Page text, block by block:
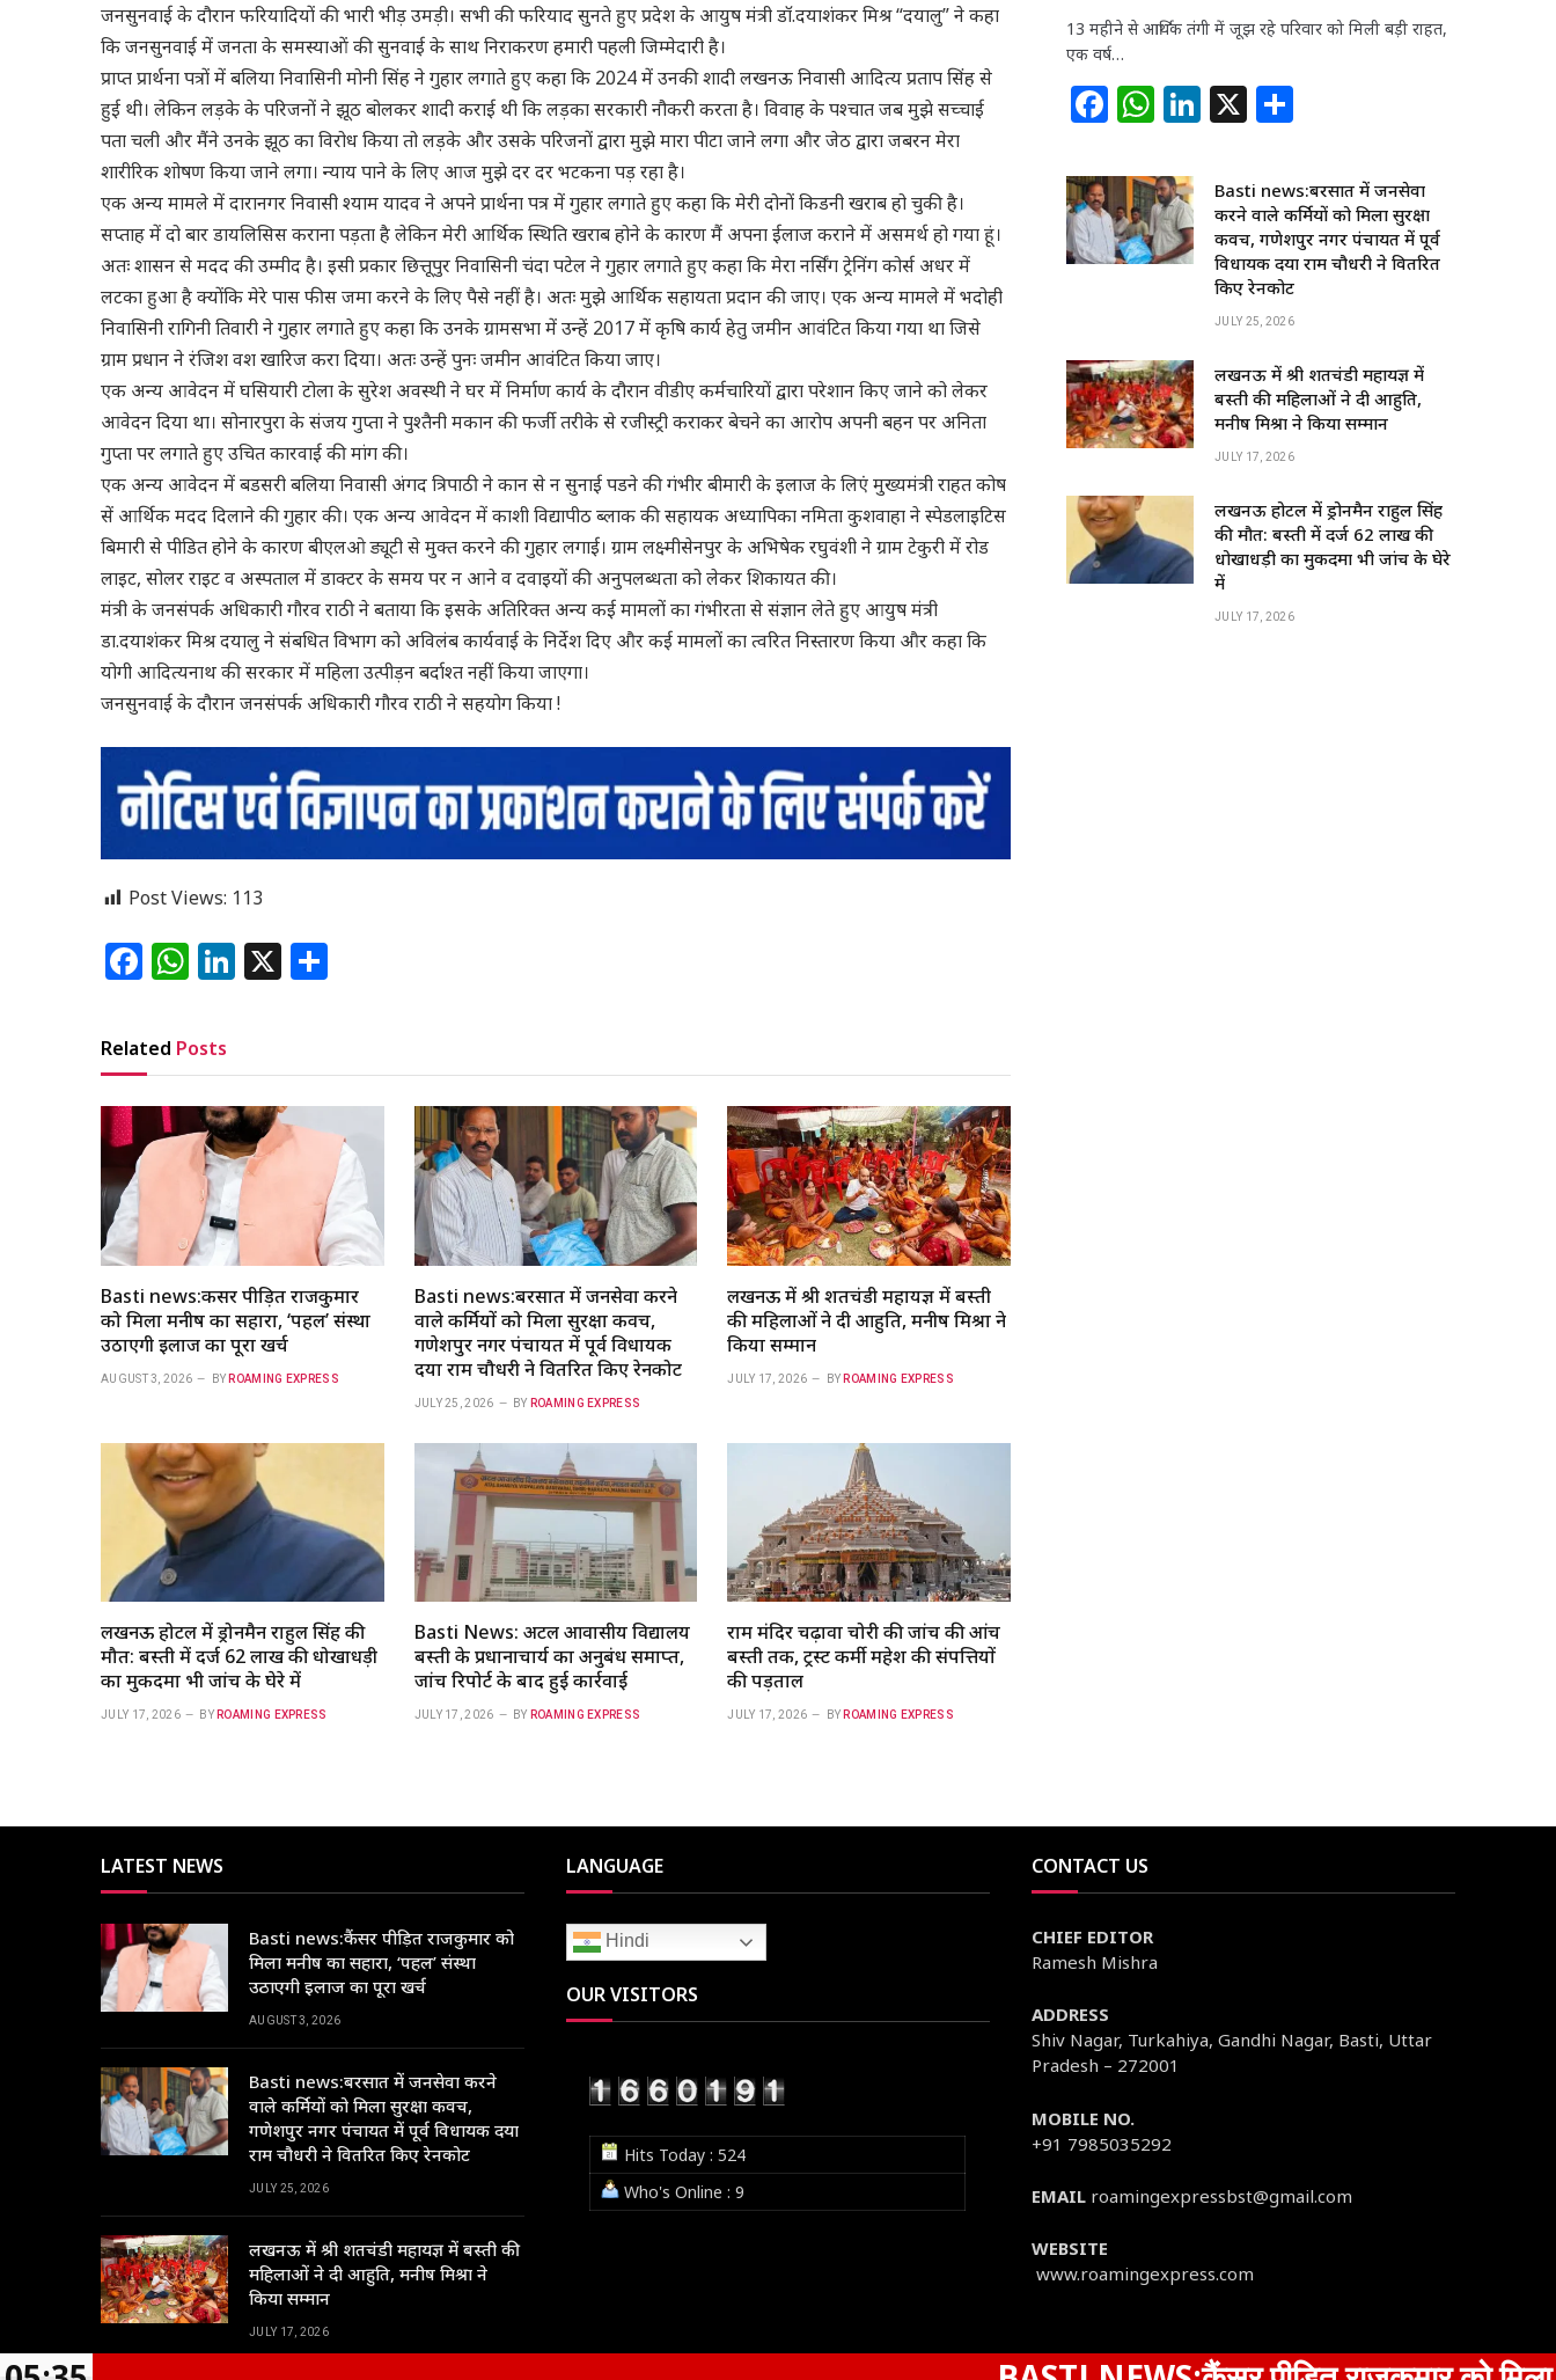
जनसुनवाई के दौरान फरियादियों की भारी भीड़ उमड़ी। सभी की फरियाद सुनते हुए प्रदेश के आयुष मंत्री डॉ.दयाशंकर मिश्र “दयालु” ने कहा
कि जनसुनवाई में जनता के समस्याओं की सुनवाई के साथ निराकरण हमारी पहली जिम्मेदारी है।
प्राप्त प्रार्थना पत्रों में बलिया निवासिनी मोनी सिंह ने गुहार लगाते हुए कहा कि 2024 में उनकी शादी लखनऊ निवासी आदित्य प्रताप सिंह से
हुई थी। लेकिन लड़के के परिजनों ने झूठ बोलकर शादी कराई थी कि लड़का सरकारी नौकरी करता है। विवाह के पश्चात जब मुझे सच्चाई
पता चली और मैंने उनके झूठ का विरोध किया तो लड़के और उसके परिजनों द्वारा मुझे मारा पीटा जाने लगा और जेठ द्वारा जबरन मेरा
शारीरिक शोषण किया जाने लगा। न्याय पाने के लिए आज मुझे दर दर भटकना पड़ रहा है।
एक अन्य मामले में दारानगर निवासी श्याम यादव ने अपने प्रार्थना पत्र में गुहार लगाते हुए कहा कि मेरी दोनों किडनी खराब हो चुकी है।
सप्ताह में दो बार डायलिसिस कराना पड़ता है लेकिन मेरी आर्थिक स्थिति खराब होने के कारण मैं अपना ईलाज कराने में असमर्थ हो गया हूं।
अतः शासन से मदद की उम्मीद है। इसी प्रकार छित्तूपुर निवासिनी चंदा पटेल ने गुहार लगाते हुए कहा कि मेरा नर्सिंग ट्रेनिंग कोर्स अधर में
लटका हुआ है क्योंकि मेरे पास फीस जमा करने के लिए पैसे नहीं है। अतः मुझे आर्थिक सहायता प्रदान की जाए। एक अन्य मामले में भदोही
निवासिनी रागिनी तिवारी ने गुहार लगाते हुए कहा कि उनके ग्रामसभा में उन्हें 2017 में कृषि कार्य हेतु जमीन आवंटित किया गया था जिसे
ग्राम प्रधान ने रंजिश वश खारिज करा दिया। अतः उन्हें पुनः जमीन आवंटित किया जाए।
एक अन्य आवेदन में घसियारी टोला के सुरेश अवस्थी ने घर में निर्माण कार्य के दौरान वीडीए कर्मचारियों द्वारा परेशान किए जाने को लेकर
आवेदन दिया था। सोनारपुरा के संजय गुप्ता ने पुश्तैनी मकान की फर्जी तरीके से रजीस्ट्री कराकर बेचने का आरोप अपनी बहन पर अनिता
गुप्ता पर लगाते हुए उचित कारवाई की मांग की।
एक अन्य आवेदन में बडसरी बलिया निवासी अंगद त्रिपाठी ने कान से न सुनाई पडने की गंभीर बीमारी के इलाज के लिएं मुख्यमंत्री राहत कोष
सें आर्थिक मदद दिलाने की गुहार की। एक अन्य आवेदन में काशी विद्यापीठ ब्लाक की सहायक अध्यापिका नमिता कुशवाहा ने स्पेडलाइटिस
बिमारी से पीडित होने के कारण बीएलओ ड्यूटी से मुक्त करने की गुहार लगाई। ग्राम लक्ष्मीसेनपुर के अभिषेक रघुवंशी ने ग्राम टेकुरी में रोड
लाइट, सोलर राइट व अस्पताल में डाक्टर के समय पर न आने व दवाइयों की अनुपलब्धता को लेकर शिकायत की।
मंत्री के जनसंपर्क अधिकारी गौरव राठी ने बताया कि इसके अतिरिक्त अन्य कई मामलों का गंभीरता से संज्ञान लेते हुए आयुष मंत्री
डा.दयाशंकर मिश्र दयालु ने संबधित विभाग को अविलंब कार्यवाई के निर्देश दिए और कई मामलों का त्वरित निस्तारण किया और कहा कि
योगी आदित्यनाथ की सरकार में महिला उत्पीड़न बर्दाश्त नहीं किया जाएगा।
जनसुनवाई के दौरान जनसंपर्क अधिकारी गौरव राठी ने सहयोग किया !
Post Views: 113
Facebook
WhatsApp
LinkedIn
X
Related Posts
Basti news:कैंसर पीड़ित राजकुमार
को मिला मनीष का सहारा, ‘पहल’ संस्था
उठाएगी इलाज का पूरा खर्च
AUGUST 3, 2026 BY ROAMING EXPRESS
Basti news:बरसात में जनसेवा करने
वाले कर्मियों को मिला सुरक्षा कवच,
गणेशपुर नगर पंचायत में पूर्व विधायक
दया राम चौधरी ने वितरित किए रेनकोट
JULY 25, 2026 BY ROAMING EXPRESS
लखनऊ में श्री शतचंडी महायज्ञ में बस्ती
की महिलाओं ने दी आहुति, मनीष मिश्रा ने
किया सम्मान
JULY 17, 2026 BY ROAMING EXPRESS
लखनऊ होटल में ड्रोनमैन राहुल सिंह की
मौत: बस्ती में दर्ज 62 लाख की धोखाधड़ी
का मुकदमा भी जांच के घेरे में
JULY 17, 2026 BY ROAMING EXPRESS
Basti News: अटल आवासीय विद्यालय
बस्‍ती के प्रधानाचार्य का अनुबंध समाप्त,
जांच रिपोर्ट के बाद हुई कार्रवाई
JULY 17, 2026 BY ROAMING EXPRESS
राम मंदिर चढ़ावा चोरी की जांच की आंच
बस्ती तक, ट्रस्ट कर्मी महेश की संपत्तियों
की पड़ताल
JULY 17, 2026 BY ROAMING EXPRESS
13 महीने से आर्थिक तंगी में जूझ रहे परिवार को मिली बड़ी राहत,
एक वर्ष…
F
c
e
b
k
W
at
s
A
Li
k
e
dI
n
X
ar
e
Basti news:बरसात में जनसेवा
करने वाले कर्मियों को मिला सुरक्षा
कवच, गणेशपुर नगर पंचायत में पूर्व
विधायक दया राम चौधरी ने वितरित
किए रेनकोट
JULY 25, 2026
लखनऊ में श्री शतचंडी महायज्ञ में
बस्ती की महिलाओं ने दी आहुति,
मनीष मिश्रा ने किया सम्मान
JULY 17, 2026
लखनऊ होटल में ड्रोनमैन राहुल सिंह
की मौत: बस्ती में दर्ज 62 लाख की
धोखाधड़ी का मुकदमा भी जांच के घेरे
में
JULY 17, 2026
LATEST NEWS
Basti news:कैंसर पीड़ित राजकुमार को
मिला मनीष का सहारा, ‘पहल’ संस्था
उठाएगी इलाज का पूरा खर्च
AUGUST 3, 2026
Basti news:बरसात में जनसेवा करने
वाले कर्मियों को मिला सुरक्षा कवच,
गणेशपुर नगर पंचायत में पूर्व विधायक दया
राम चौधरी ने वितरित किए रेनकोट
JULY 25, 2026
लखनऊ में श्री शतचंडी महायज्ञ में बस्ती की
महिलाओं ने दी आहुति, मनीष मिश्रा ने
किया सम्मान
JULY 17, 2026
LANGUAGE
Hindi
OUR VISITORS
Hits Today : 524
Who's Online : 9
CONTACT US
CHIEF EDITOR
Ramesh Mishra
ADDRESS
Shiv Nagar, Turkahiya, Gandhi Nagar, Basti, Uttar
Pradesh – 272001
MOBILE NO.
+91 7985035292
EMAILroamingexpressbst@gmail.com
WEBSITE
www.roamingexpress.com